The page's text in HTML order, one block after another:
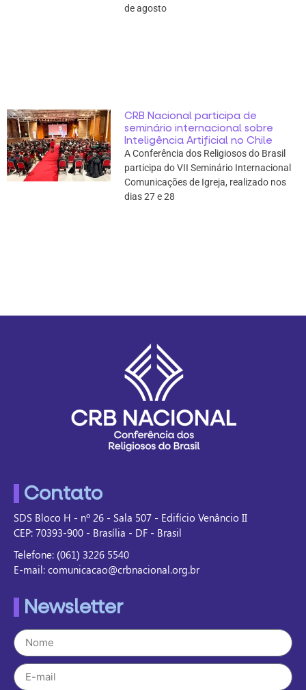
de agosto
CRB Nacional participa de
seminário internacional sobre
Inteligência Artificial no Chile
A Conferência dos Religiosos do Brasil
participa do VII Seminário Internacional
Comunicações de Igreja, realizado nos
dias 27 e 28
Contato
SDS Bloco H - nº 26 - Sala 507 - Edifício Venâncio II
CEP: 70393-900 - Brasília - DF - Brasil
Telefone: (061) 3226 5540
E-mail: comunicacao@crbnacional.org.br
Newsletter